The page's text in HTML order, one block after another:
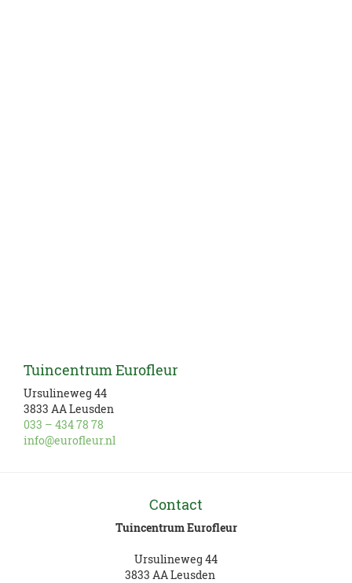
Tuincentrum Eurofleur
Ursulineweg 44
3833 AA Leusden
033 – 434 78 78
info@eurofleur.nl
Contact
Tuincentrum Eurofleur
Ursulineweg 44
3833 AA Leusden